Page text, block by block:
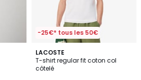
-25€* tous les 50€
LACOSTE
T-shirt regular fit coton col
côtelé
3
Couleurs